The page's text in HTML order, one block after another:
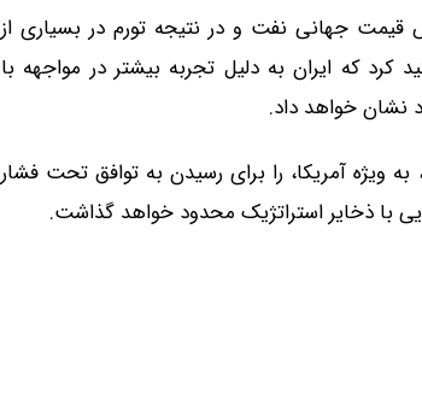
قیمت جهانی نفت و در نتیجه تورم در بسیاری از
که ایران به دلیل تجربه بیشتر در مواجهه با
نشان خواهد داد.
ویژه آمریکا، را برای رسیدن به توافق تحت فشار
با ذخایر استراتژیک محدود خواهد گذاشت.